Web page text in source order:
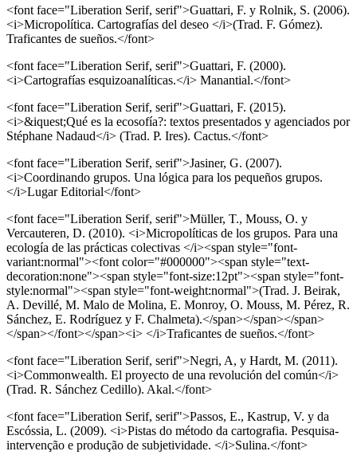
<font face="Liberation Serif, serif">Guattari, F. y Rolnik, S. (2006).
<i>Micropolítica. Cartografías del deseo </i>(Trad. F. Gómez).
Traficantes de sueños.</font>
<font face="Liberation Serif, serif">Guattari, F. (2000).
<i>Cartografías esquizoanalíticas.</i> Manantial.</font>
<font face="Liberation Serif, serif">Guattari, F. (2015).
<i>&iquest;Qué es la ecosofía?: textos presentados y agenciados por
Stéphane Nadaud</i> (Trad. P. Ires). Cactus.</font>
<font face="Liberation Serif, serif">Jasiner, G. (2007).
<i>Coordinando grupos. Una lógica para los pequeños grupos.
</i>Lugar Editorial</font>
<font face="Liberation Serif, serif">Müller, T., Mouss, O. y
Vercauteren, D. (2010). <i>Micropolíticas de los grupos. Para una
ecología de las prácticas colectivas </i><span style="font-
variant:normal"><font color="#000000"><span style="text-
decoration:none"><span style="font-size:12pt"><span style="font-
style:normal"><span style="font-weight:normal">(Trad. J. Beirak,
A. Devillé, M. Malo de Molina, E. Monroy, O. Mouss, M. Pérez, R.
Sánchez, E. Rodríguez y F. Chalmeta).</span></span></span>
</span></font></span><i> </i>Traficantes de sueños.</font>
<font face="Liberation Serif, serif">Negri, A, y Hardt, M. (2011).
<i>Commonwealth. El proyecto de una revolución del común</i>
(Trad. R. Sánchez Cedillo). Akal.</font>
<font face="Liberation Serif, serif">Passos, E., Kastrup, V. y da
Escóssia, L. (2009). <i>Pistas do método da cartografia. Pesquisa-
intervenção e produção de subjetividade. </i>Sulina.</font>